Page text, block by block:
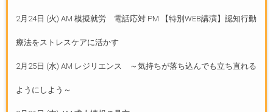
2月24日 (火) AM 模擬就労 電話応対 PM 【特別WEB講演】認知行動
療法をストレスケアに活かす
2月25日 (水) AM レジリエンス ～気持ちが落ち込んでも立ち直れる
ようにしよう～